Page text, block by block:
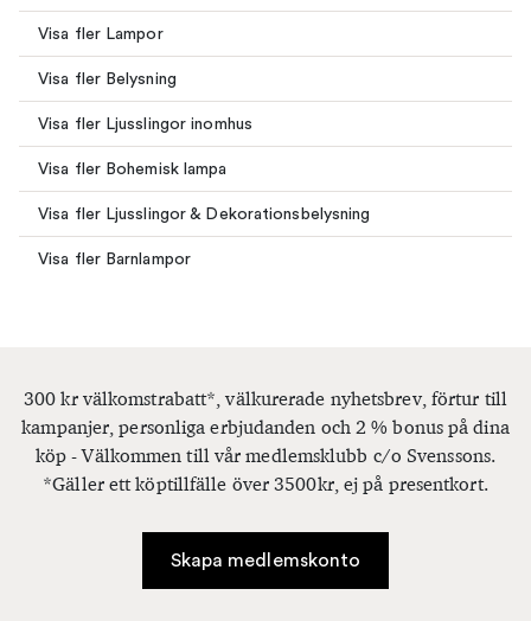
Visa fler Lampor
Visa fler Belysning
Visa fler Ljusslingor inomhus
Visa fler Bohemisk lampa
Visa fler Ljusslingor & Dekorationsbelysning
Visa fler Barnlampor
300 kr välkomstrabatt*, välkurerade nyhetsbrev, förtur till
kampanjer, personliga erbjudanden och 2 % bonus på dina
köp - Välkommen till vår medlemsklubb c/o Svenssons.
*Gäller ett köptillfälle över 3500kr, ej på presentkort.
Skapa medlemskonto